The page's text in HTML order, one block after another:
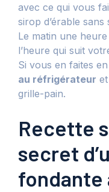
avec ce qui vous
sirop d’érable
Le matin une
l’heure qui suit
Si vous en faites
au réfrigérateur
grille-pain.
Recette
secret
fondante